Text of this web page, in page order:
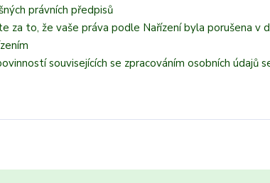
právních předpisů
za to, že vaše práva podle Nařízení byla porušena v
souvisejících se zpracováním osobních údajů